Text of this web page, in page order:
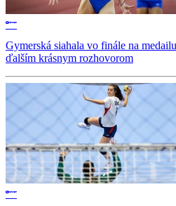
Gymerská siahala vo finále na
ďalším krásnym rozhovorom